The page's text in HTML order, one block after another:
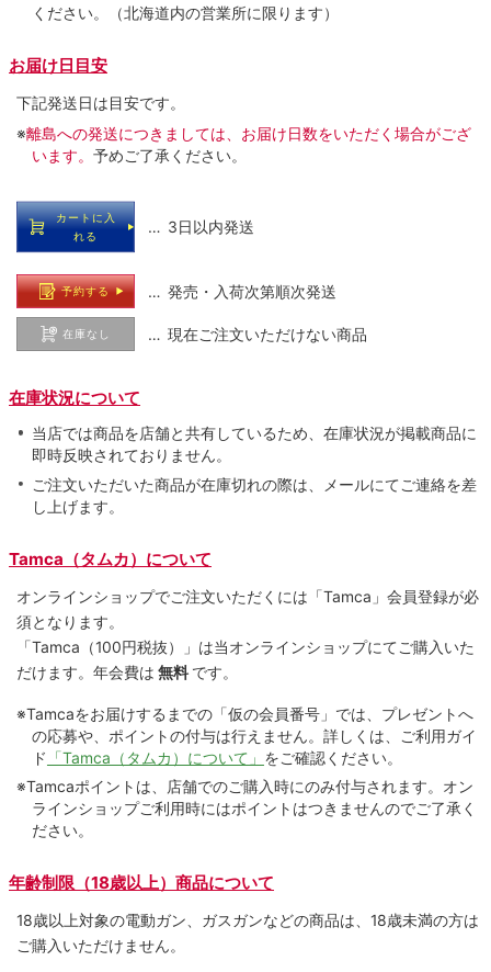
ください。（北海道内の営業所に限ります）
お届け日目安
下記発送日は目安です。
※離島への発送につきましては、お届け日数をいただく場合がござ
います。 予めご了承ください。
カートに入
れる
… 3日以内発送
予約する … 発売・入荷次第順次発送
在庫なし … 現在ご注文いただけない商品
在庫状況について
当店では商品を店舗と共有しているため、在庫状況が掲載商品に
即時反映されておりません。
ご注文いただいた商品が在庫切れの際は、メールにてご連絡を差
し上げます。
Tamca（タムカ）について
オンラインショップでご注⽂いただくには「Tamca」会員登録が必
須となります。
「Tamca （100円税抜）
」は当オンラインショップにてご購⼊いた
だけます。 年会費は 無料 です。
※Tamcaをお届けするまでの「仮の会員番号」では、プレゼントへ
の応募や、ポイントの付与は⾏えません。詳しくは、ご利⽤ガイ
ド 「Tamca（タムカ）について」 をご確認ください。
※Tamcaポイントは、店舗でのご購⼊時にのみ付与されます。オン
ラインショップご利用時にはポイントはつきませんのでご了承く
ださい。
年齢制限（18歳以上）商品について
18歳以上対象の電動ガン、ガスガンなどの商品は、18歳未満の方は
ご購入いただけません。